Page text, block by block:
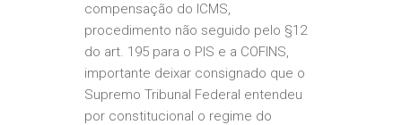
compensação do ICMS,
procedimento não seguido pelo §12
do art. 195 para o PIS e a COFINS,
importante deixar consignado que o
Supremo Tribunal Federal entendeu
por constitucional o regime do